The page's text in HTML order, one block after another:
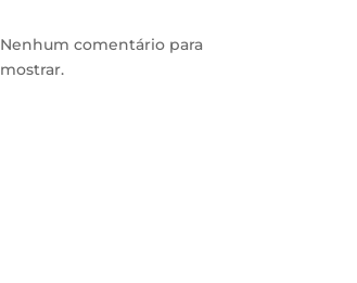
Nenhum comentário para
mostrar.